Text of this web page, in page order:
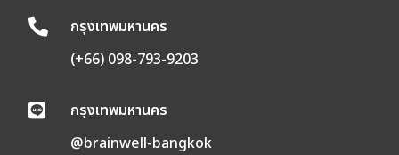

กรุงเทพมหานคร
(+66) 098-793-9203

กรุงเทพมหานคร
@brainwell-bangkok